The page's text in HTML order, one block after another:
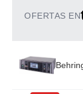
OFERTAS EN